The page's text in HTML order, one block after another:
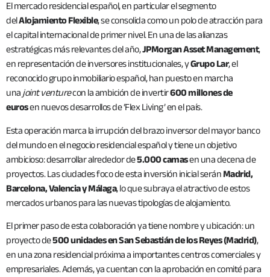
El mercado residencial español, en particular el segmento
delAlojamiento Flexible, se consolida como un polo de atracción para
el capital internacional de primer nivel. En una de las alianzas
estratégicas más relevantes del año,JPMorgan Asset Management,
en representación de inversores institucionales, yGrupo Lar, el
reconocido grupo inmobiliario español, han puesto en marcha
una joint venturecon la ambición de invertir600 millones de
eurosen nuevos desarrollos de ‘Flex Living’ en el país.
Esta operación marca la irrupción del brazo inversor del mayor banco
del mundo en el negocio residencial español y tiene un objetivo
ambicioso: desarrollar alrededor de5.000 camasen una decena de
proyectos. Las ciudades foco de esta inversión inicial seránMadrid,
Barcelona, Valencia y Málaga, lo que subraya el atractivo de estos
mercados urbanos para las nuevas tipologías de alojamiento.
El primer paso de esta colaboración ya tiene nombre y ubicación: un
proyecto de500 unidades en San Sebastián de los Reyes (Madrid),
en una zona residencial próxima a importantes centros comerciales y
empresariales. Además, ya cuentan con la aprobación en comité para